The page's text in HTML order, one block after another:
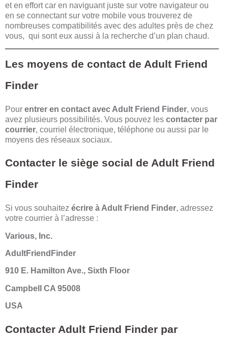
et en effort car en naviguant juste sur votre navigateur ou
en se connectant sur votre mobile vous trouverez de
nombreuses compatibilités avec des adultes près de chez
vous, qui sont eux aussi à la recherche d’un plan chaud.
Les moyens de contact de Adult Friend
Finder
Pour entrer en contact avec Adult Friend Finder, vous
avez plusieurs possibilités. Vous pouvez les contacter par
courrier, courriel électronique, téléphone ou aussi par le
moyens des réseaux sociaux.
Contacter le siège social de Adult Friend
Finder
Si vous souhaitez écrire à Adult Friend Finder, adressez
votre courrier à l’adresse :
Various, Inc.
AdultFriendFinder
910 E. Hamilton Ave., Sixth Floor
Campbell CA 95008
USA
Contacter Adult Friend Finder par